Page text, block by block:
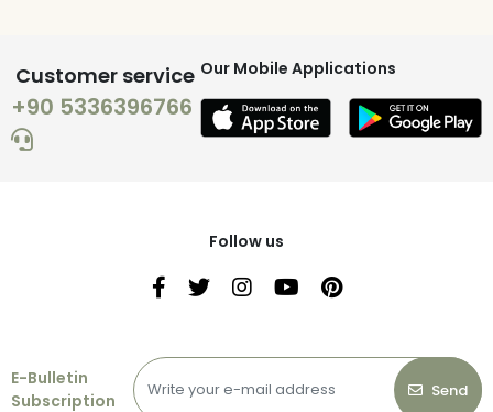
Customer service
+90 5336396766
Our Mobile Applications
Follow us
E-Bulletin
Subscription
Send